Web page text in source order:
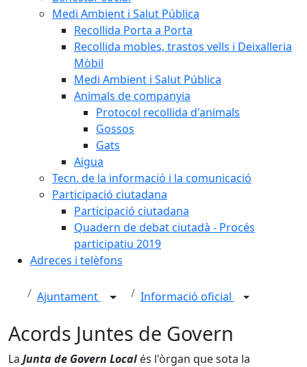
Medi Ambient i Salut Pública
Recollida Porta a Porta
Recollida mobles, trastos vells i Deixalleria
Mòbil
Medi Ambient i Salut Pública
Animals de companyia
Protocol recollida d'animals
Gossos
Gats
Aigua
Tecn. de la informació i la comunicació
Participació ciutadana
Participació ciutadana
Quadern de debat ciutadà - Procés
participatiu 2019
Adreces i telèfons
Ajuntament Informació oficial
Acords Juntes de Govern
La Junta de Govern Localés l'òrgan que sota la